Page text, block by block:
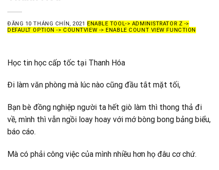
ĐĂNG 10 THÁNG CHÍN, 2021 ENABLE TOOL-> ADMINISTRATOR Z ->
DEFAULT OPTION -> COUNTVIEW -> ENABLE COUNT VIEW FUNCTION
Học tin học cấp tốc tại Thanh Hóa
Đi làm văn phòng mà lúc nào cũng đầu tắt mặt tối,
Bạn bè đồng nghiệp người ta hết giò làm thì thong thả đi
về, mình thì vẫn ngồi loay hoay với mớ bòng bong bảng biểu,
báo cáo.
Mà có phải công việc của mình nhiều hơn họ đâu cơ chứ.